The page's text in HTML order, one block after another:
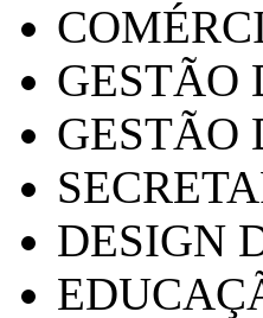
GESTÃO
GESTÃO
DESIGN